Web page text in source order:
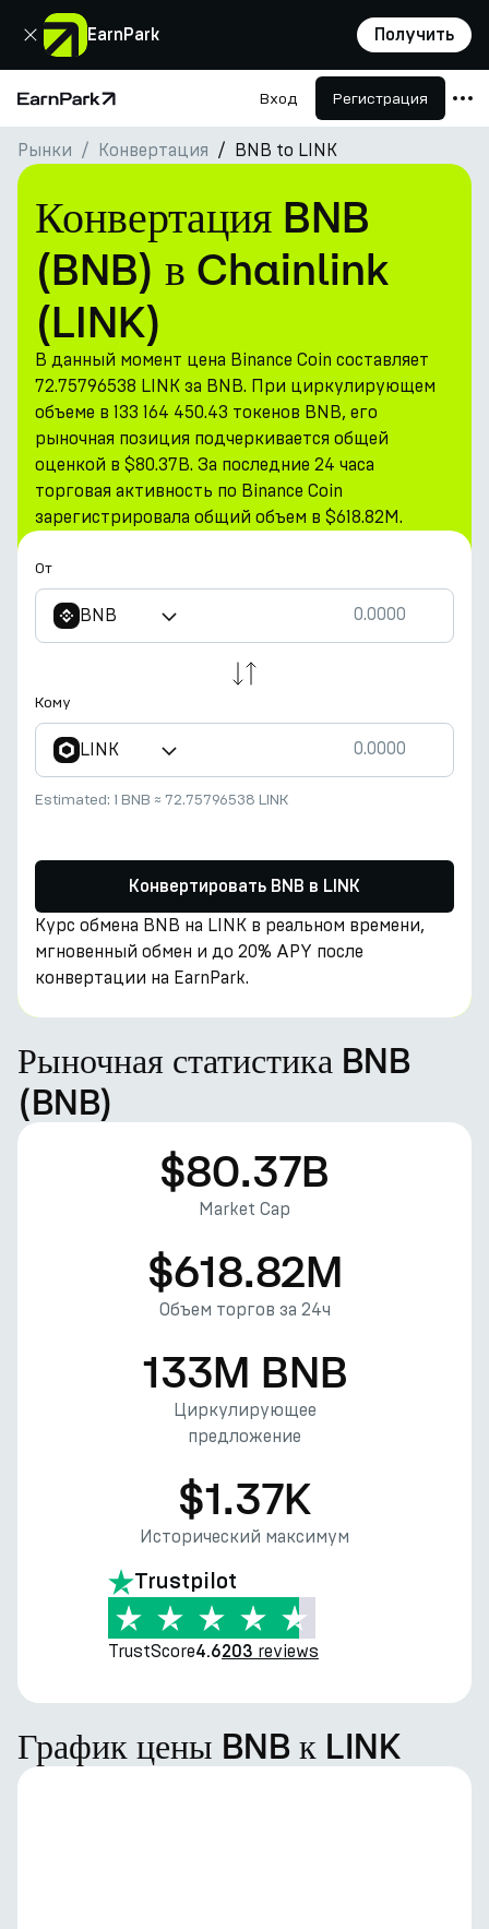
EarnPark Получить
Закрыть
Главная страница Вход Регистрация
Продукты
Рынки
Калькуляторы
Токен PARK
Ресурсы
Компания
Рынки Конвертация BNB to LINK
Конвертация BNB
(BNB) в Chainlink
(LINK)
В данный момент цена Binance Coin составляет
72.75796538 LINK за BNB. При циркулирующем
объеме в 133 164 450.43 токенов BNB, его
рыночная позиция подчеркивается общей
оценкой в $80.37B. За последние 24 часа
торговая активность по Binance Coin
зарегистрировала общий объем в $618.82M.
От
BNB
Кому
LINK
Estimated: 1 BNB ≈ 72.75796538 LINK
Конвертировать BNB в LINK
Курс обмена BNB на LINK в реальном времени,
мгновенный обмен и до 20% APY после
конвертации на EarnPark.
Рыночная статистика BNB
(BNB)
$80.37B
Market Cap
$618.82M
Объем торгов за 24ч
133M BNB
Циркулирующее
предложение
$1.37K
Исторический максимум
Trustpilot
TrustScore4.6203 reviews
График цены BNB к LINK